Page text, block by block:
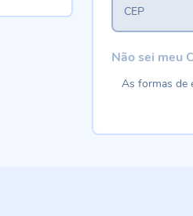
CEP
Não sei meu
As formas de